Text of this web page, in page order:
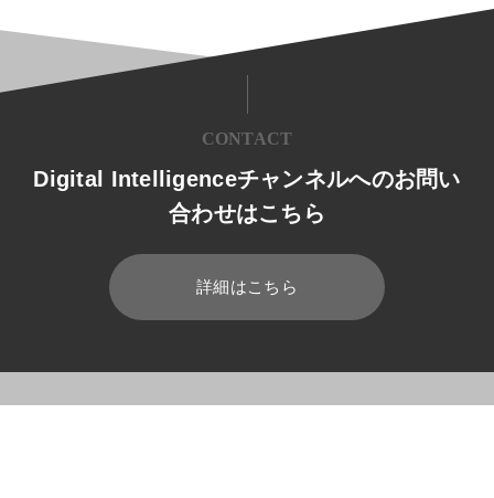
CONTACT
Digital Intelligenceチャンネルへのお問い
合わせはこちら
詳細はこちら